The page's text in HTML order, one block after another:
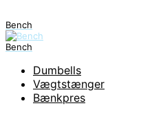
Bench
Bench
Dumbells
Vægtstænger
Bænkpres